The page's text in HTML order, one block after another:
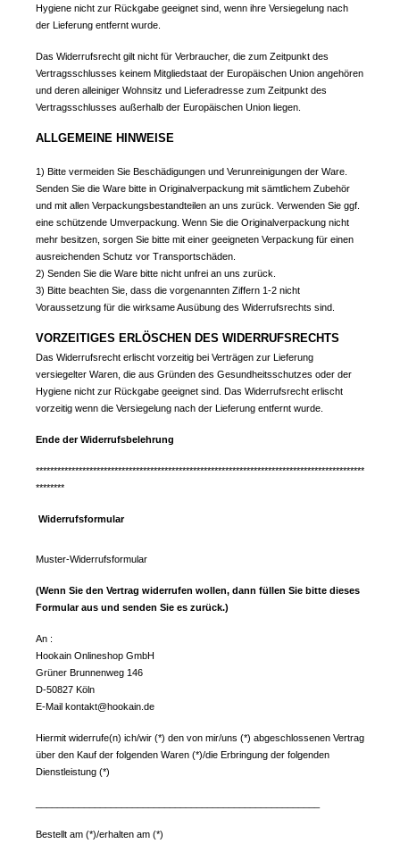
Hygiene nicht zur Rückgabe geeignet sind, wenn ihre Versiegelung nach
der Lieferung entfernt wurde.
Das Widerrufsrecht gilt nicht für Verbraucher, die zum Zeitpunkt des
Vertragsschlusses keinem Mitgliedstaat der Europäischen Union angehören
und deren alleiniger Wohnsitz und Lieferadresse zum Zeitpunkt des
Vertragsschlusses außerhalb der Europäischen Union liegen.
ALLGEMEINE HINWEISE
1) Bitte vermeiden Sie Beschädigungen und Verunreinigungen der Ware.
Senden Sie die Ware bitte in Originalverpackung mit sämtlichem Zubehör
und mit allen Verpackungsbestandteilen an uns zurück. Verwenden Sie ggf.
eine schützende Umverpackung. Wenn Sie die Originalverpackung nicht
mehr besitzen, sorgen Sie bitte mit einer geeigneten Verpackung für einen
ausreichenden Schutz vor Transportschäden.
2) Senden Sie die Ware bitte nicht unfrei an uns zurück.
3) Bitte beachten Sie, dass die vorgenannten Ziffern 1-2 nicht
Voraussetzung für die wirksame Ausübung des Widerrufsrechts sind.
VORZEITIGES ERLÖSCHEN DES WIDERRUFSRECHTS
Das Widerrufsrecht erlischt vorzeitig bei Verträgen zur Lieferung
versiegelter Waren, die aus Gründen des Gesundheitsschutzes oder der
Hygiene nicht zur Rückgabe geeignet sind. Das Widerrufsrecht erlischt
vorzeitig wenn die Versiegelung nach der Lieferung entfernt wurde.
Ende der Widerrufsbelehrung
********************************************************************************************
********
Widerrufsformular
Muster-Widerrufsformular
(Wenn Sie den Vertrag widerrufen wollen, dann füllen Sie bitte dieses
Formular aus und senden Sie es zurück.)
An :
Hookain Onlineshop GmbH
Grüner Brunnenweg 146
D-50827 Köln
E-Mail kontakt@hookain.de
Hiermit widerrufe(n) ich/wir (*) den von mir/uns (*) abgeschlossenen Vertrag
über den Kauf der folgenden Waren (*)/die Erbringung der folgenden
Dienstleistung (*)
Bestellt am (*)/erhalten am (*)